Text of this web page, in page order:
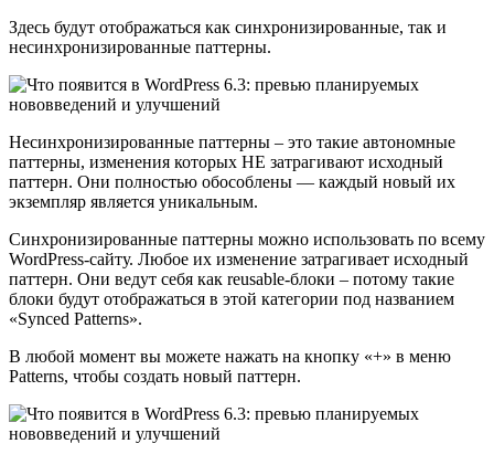
Здесь будут отображаться как синхронизированные, так и
несинхронизированные паттерны.
Несинхронизированные паттерны – это такие автономные
паттерны, изменения которых НЕ затрагивают исходный
паттерн. Они полностью обособлены — каждый новый их
экземпляр является уникальным.
Синхронизированные паттерны можно использовать по всему
WordPress-сайту. Любое их изменение затрагивает исходный
паттерн. Они ведут себя как reusable-блоки – потому такие
блоки будут отображаться в этой категории под названием
«Synced Patterns».
В любой момент вы можете нажать на кнопку «+» в меню
Patterns, чтобы создать новый паттерн.